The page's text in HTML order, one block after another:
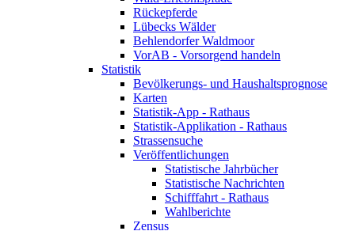
Rückepferde
Lübecks Wälder
Behlendorfer Waldmoor
VorAB - Vorsorgend handeln
Statistik
Bevölkerungs- und Haushaltsprognose
Karten
Statistik-App - Rathaus
Statistik-Applikation - Rathaus
Strassensuche
Veröffentlichungen
Statistische Jahrbücher
Statistische Nachrichten
Schifffahrt - Rathaus
Wahlberichte
Zensus